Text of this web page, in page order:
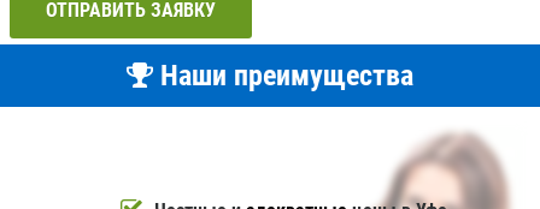
ОТПРАВИТЬ ЗАЯВКУ
Наши преимущества